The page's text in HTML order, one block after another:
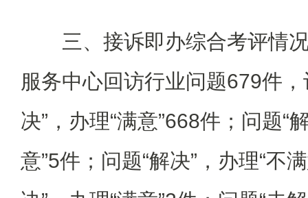
三、接诉即办综合考评情
服务中心回访行业问题679件
决”，办理“满意”668件；问题“
意”5件；问题“解决”，办理“不